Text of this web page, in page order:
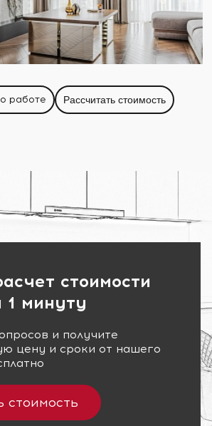
работе Рассчитать стоимость
стоимости
1 минуту
и получите
цену и сроки от нашего
стоимость